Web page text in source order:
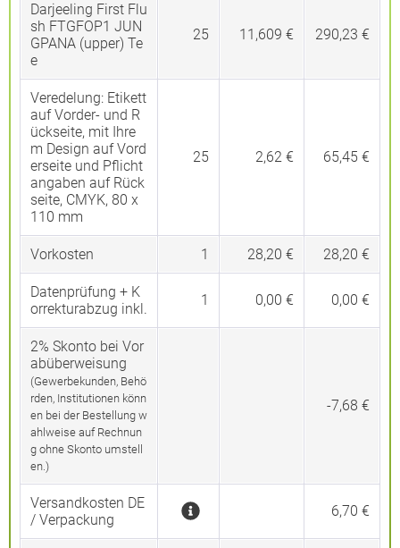
Darjeeling First Flu
sh FTGFOP1 JUN
GPANA (upper) Te
e
25 11,609 € 290,23 €
Veredelung: Etikett
auf Vorder- und R
ückseite, mit Ihre
m Design auf Vord
erseite und Pflicht
angaben auf Rück
seite, CMYK, 80 x
110 mm
25 2,62 € 65,45 €
Vorkosten 1 28,20 € 28,20 €
Datenprüfung + K
orrekturabzug inkl.
1 0,00 € 0,00 €
2% Skonto bei Vor
abüberweisung
(Gewerbekunden, Behö
rden, Institutionen könn
en bei der Bestellung w
ahlweise auf Rechnun
g ohne Skonto umstell
en.)
-7,68 €
Versandkosten DE
/ Verpackung
6,70 €